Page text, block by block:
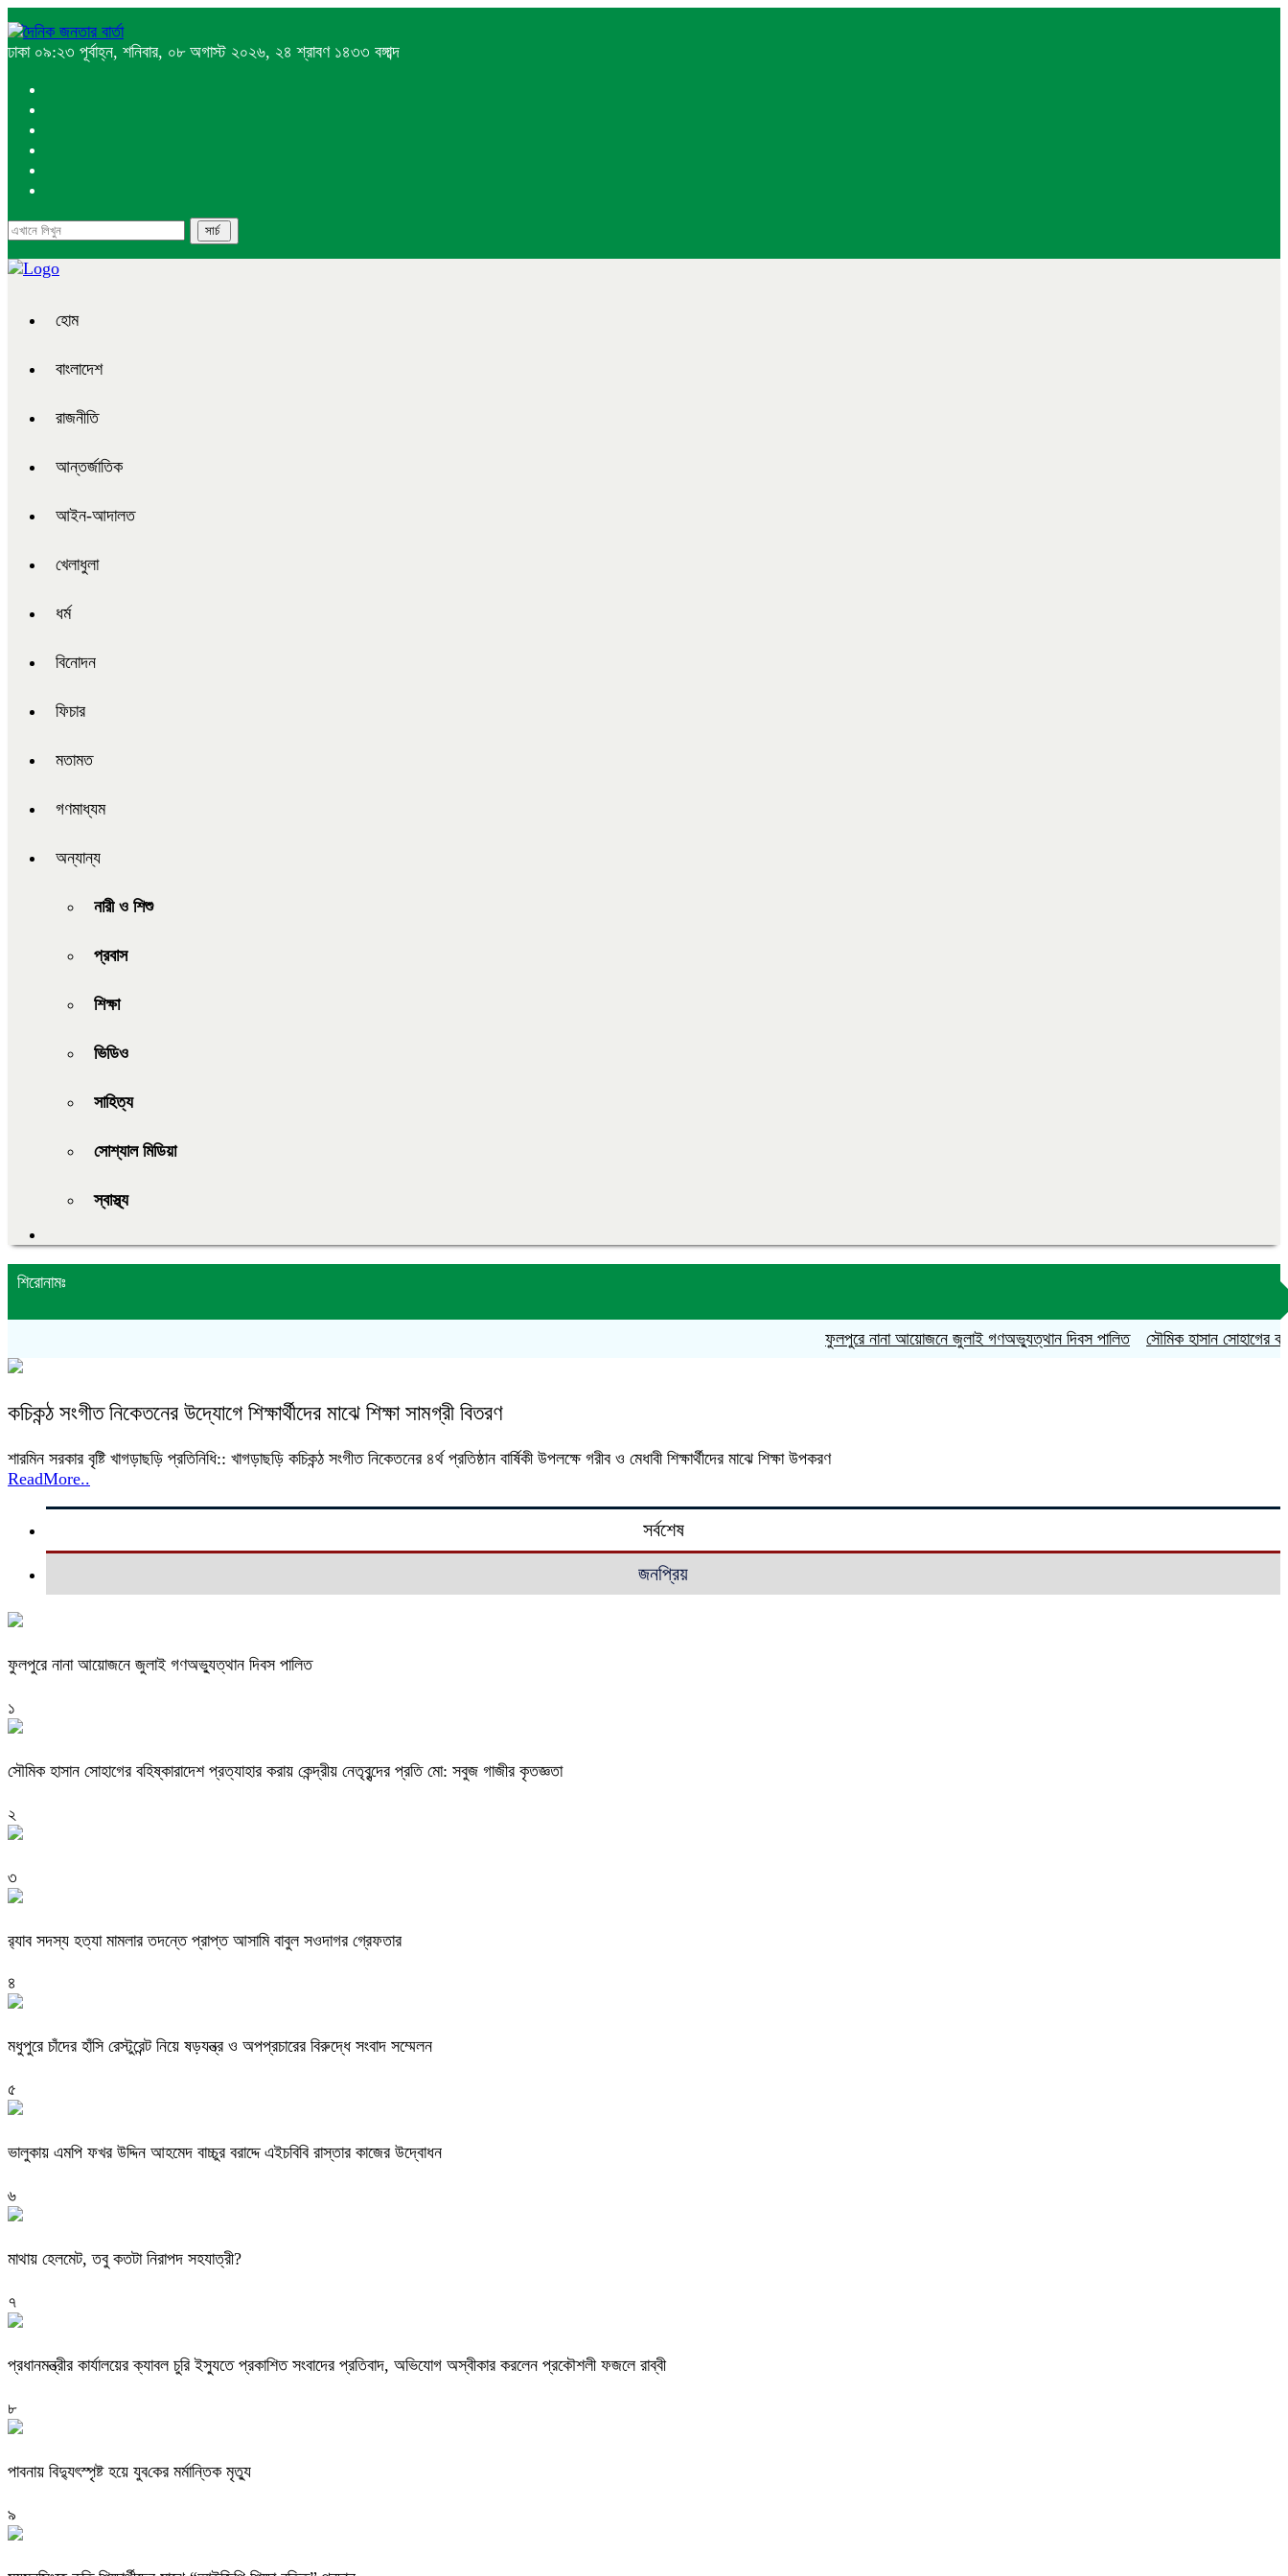
ঢাকা ০৯:২৩ পূর্বাহ্ন, শনিবার, ০৮ অগাস্ট ২০২৬, ২৪ শ্রাবণ ১৪৩৩ বঙ্গাব্দ
হোম
বাংলাদেশ
রাজনীতি
আন্তর্জাতিক
আইন-আদালত
খেলাধুলা
ধর্ম
বিনোদন
ফিচার
মতামত
গণমাধ্যম
অন্যান্য
নারী ও শিশু
প্রবাস
শিক্ষা
ভিডিও
সাহিত্য
সোশ্যাল মিডিয়া
স্বাস্থ্য
শিরোনামঃ
ফুলপুরে নানা আয়োজনে জুলাই গণঅভ্যুত্থান দিবস পালিত সৌমিক হাসান সোহাগের
কচিকন্ঠ সংগীত নিকেতনের উদ্যোগে শিক্ষার্থীদের মাঝে শিক্ষা সামগ্রী বিতরণ
শারমিন সরকার বৃষ্টি খাগড়াছড়ি প্রতিনিধি:: খাগড়াছড়ি কচিকন্ঠ সংগীত নিকেতনের ৪র্থ প্রতিষ্ঠান বার্ষিকী উপলক্ষে গরীব ও মেধাবী শিক্ষার্থীদের মাঝে শিক্ষা উপকরণ
ReadMore..
সর্বশেষ
জনপ্রিয়
ফুলপুরে নানা আয়োজনে জুলাই গণঅভ্যুত্থান দিবস পালিত
১
সৌমিক হাসান সোহাগের বহিষ্কারাদেশ প্রত্যাহার করায় কেন্দ্রীয় নেতৃবৃন্দের প্রতি মো: সবুজ গাজীর কৃতজ্ঞতা
২
৩
র‌্যাব সদস্য হত্যা মামলার তদন্তে প্রাপ্ত আসামি বাবুল সওদাগর গ্রেফতার
৪
মধুপুরে চাঁদের হাঁসি রেস্টুরেন্ট নিয়ে ষড়যন্ত্র ও অপপ্রচারের বিরুদ্ধে সংবাদ সম্মেলন
৫
ভালুকায় এমপি ফখর উদ্দিন আহমেদ বাচ্চুর বরাদ্দে এইচবিবি রাস্তার কাজের উদ্বোধন
৬
মাথায় হেলমেট, তবু কতটা নিরাপদ সহযাত্রী?
৭
প্রধানমন্ত্রীর কার্যালয়ের ক্যাবল চুরি ইস্যুতে প্রকাশিত সংবাদের প্রতিবাদ, অভিযোগ অস্বীকার করলেন প্রকৌশলী ফজলে রাব্বী
৮
পাবনায় বিদ্যুৎস্পৃষ্ট হয়ে যুব‌কের মর্মান্তিক মৃত্যু
৯